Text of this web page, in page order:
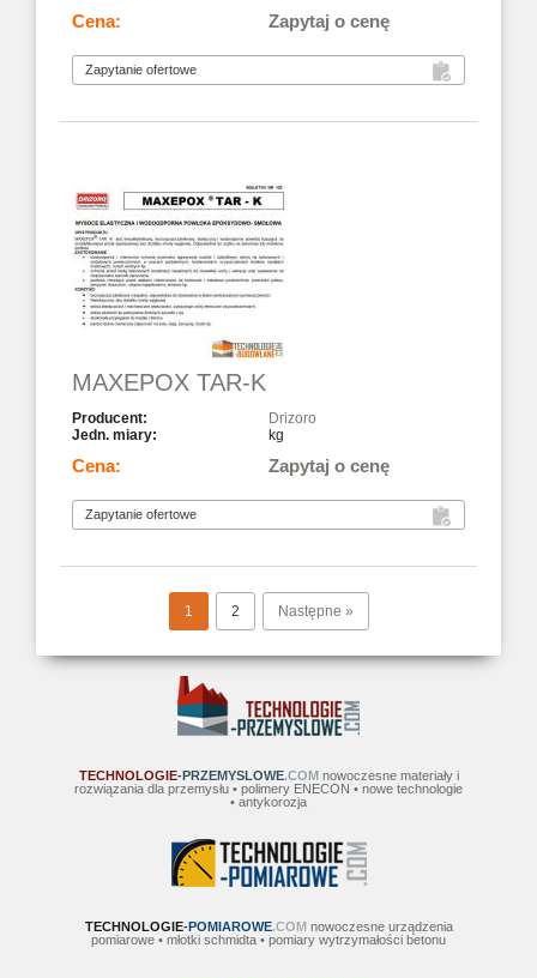
Zapytaj o cenę
MAXEPOX TAR-K
Drizoro
kg
Zapytaj o cenę
1 2 Następne »
TECHNOLOGIE-PRZEMYSLOWE.COMnowoczesne materiały i
rozwiązania dla przemysłu • polimery ENECON • nowe technologie
• antykorozja
TECHNOLOGIE-POMIAROWE.COMnowoczesne urządzenia
pomiarowe • młotki schmidta • pomiary wytrzymałości betonu